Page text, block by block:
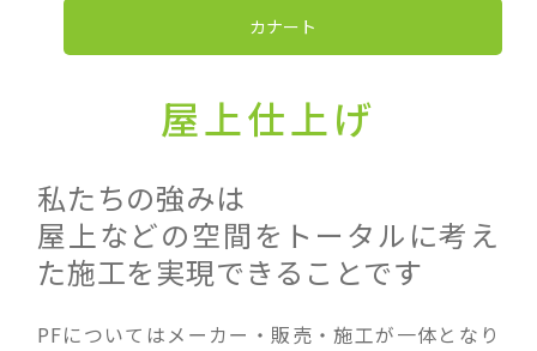
カナート
屋上仕上げ
私たちの強みは
屋上などの空間をトータルに考え
た施工を実現できることです
PFについてはメーカー・販売・施工が一体となり